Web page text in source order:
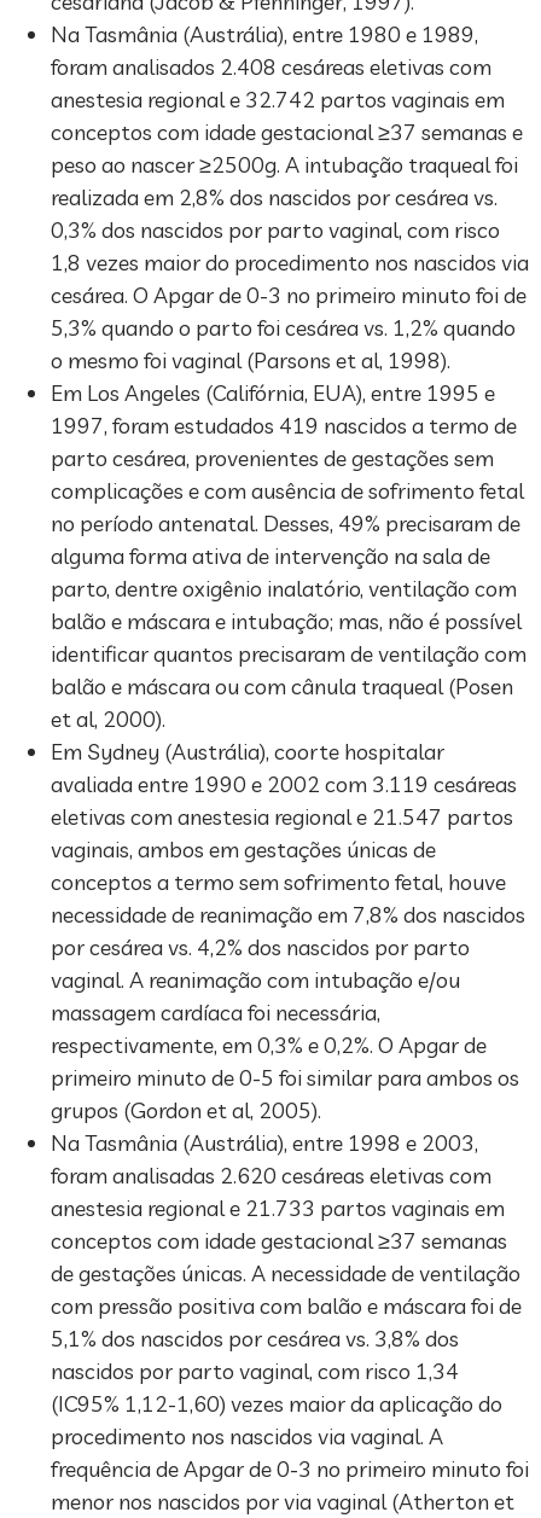
Na Tasmânia (Austrália), entre 1980 e 1989,
foram analisados 2.408 cesáreas eletivas com
anestesia regional e 32.742 partos vaginais em
conceptos com idade gestacional ≥37 semanas e
peso ao nascer ≥2500g. A intubação traqueal foi
realizada em 2,8% dos nascidos por cesárea vs.
0,3% dos nascidos por parto vaginal, com risco
1,8 vezes maior do procedimento nos nascidos via
cesárea. O Apgar de 0-3 no primeiro minuto foi de
5,3% quando o parto foi cesárea vs. 1,2% quando
o mesmo foi vaginal (Parsons et al, 1998).
Em Los Angeles (Califórnia, EUA), entre 1995 e
1997, foram estudados 419 nascidos a termo de
parto cesárea, provenientes de gestações sem
complicações e com ausência de sofrimento fetal
no período antenatal. Desses, 49% precisaram de
alguma forma ativa de intervenção na sala de
parto, dentre oxigênio inalatório, ventilação com
balão e máscara e intubação; mas, não é possível
identificar quantos precisaram de ventilação com
balão e máscara ou com cânula traqueal (Posen
et al, 2000).
Em Sydney (Austrália), coorte hospitalar
avaliada entre 1990 e 2002 com 3.119 cesáreas
eletivas com anestesia regional e 21.547 partos
vaginais, ambos em gestações únicas de
conceptos a termo sem sofrimento fetal, houve
necessidade de reanimação em 7,8% dos nascidos
por cesárea vs. 4,2% dos nascidos por parto
vaginal. A reanimação com intubação e/ou
massagem cardíaca foi necessária,
respectivamente, em 0,3% e 0,2%. O Apgar de
primeiro minuto de 0-5 foi similar para ambos os
grupos (Gordon et al, 2005).
Na Tasmânia (Austrália), entre 1998 e 2003,
foram analisadas 2.620 cesáreas eletivas com
anestesia regional e 21.733 partos vaginais em
conceptos com idade gestacional ≥37 semanas
de gestações únicas. A necessidade de ventilação
com pressão positiva com balão e máscara foi de
5,1% dos nascidos por cesárea vs. 3,8% dos
nascidos por parto vaginal, com risco 1,34
(IC95% 1,12-1,60) vezes maior da aplicação do
procedimento nos nascidos via vaginal. A
frequência de Apgar de 0-3 no primeiro minuto foi
menor nos nascidos por via vaginal (Atherton et